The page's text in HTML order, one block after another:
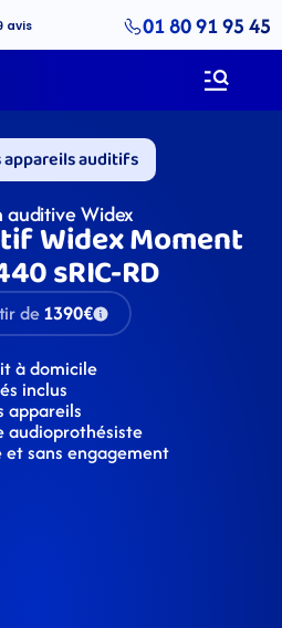
01 80 91 95 45
appareils auditifs
auditive Widex
Widex Moment
sRIC-RD
de1390€
à domicile
inclus
appareils
audioprothésiste
sans engagement